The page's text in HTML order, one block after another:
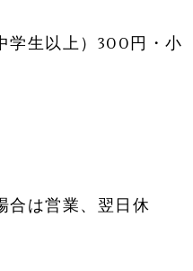
学生以上）300円・小
合は営業、翌日休